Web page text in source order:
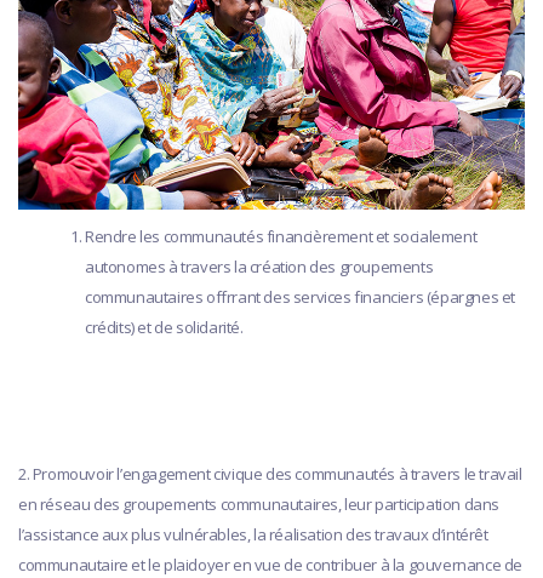
Rendre les communautés financièrement et socialement
autonomes à travers la création des groupements
communautaires offrrant des services financiers (épargnes et
crédits) et de solidarité.
2. Promouvoir l’engagement civique des communautés à travers le travail
en réseau des groupements communautaires, leur participation dans
l’assistance aux plus vulnérables, la réalisation des travaux d’intérêt
communautaire et le plaidoyer en vue de contribuer à la gouvernance de